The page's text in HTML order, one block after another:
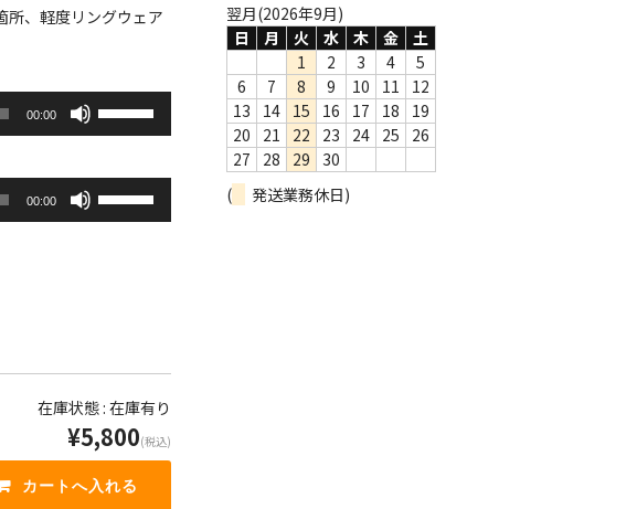
所、軽度リングウェア
00:00
リ
調
節
キ
を
使
っ
て
く
00:00
リ
上
矢
印
キ
ー
在庫状態 : 在庫有り
¥5,800(税込)
翌月(2026年9月)
日
月 火 水 木 金
土
1
2 3 4
5
6
7 8 9 10 11
12
13
14 15 16 17 18
19
20
21 22 23 24 25
26
27
28 29
30
(
発送業務休日)